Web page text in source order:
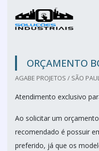
ORÇAMENTO
AGABE PROJETOS / SÃO
Atendimento exclusivo
Ao solicitar um
recomendado é possuir
preferido, já que os